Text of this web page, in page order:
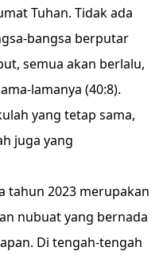
Tuhan. Tidak ada
bangsa berputar
semua akan berlalu,
lamanya (40:8).
yang tetap sama,
juga yang
tahun 2023 merupakan
nubuat yang bernada
Di tengah-tengah